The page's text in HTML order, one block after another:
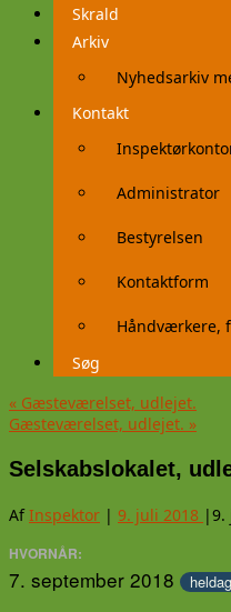
Skrald
Arkiv
Nyhedsarkiv
Kontakt
Administrator
Bestyrelsen
Kontaktform
Håndværkere,
Søg
« Gæsteværelset, udlejet.
Gæsteværelset, udlejet. »
Selskabslokalet,
AfInspektor | 9. juli 2018 |9.
HVORNÅR:
7. september 2018